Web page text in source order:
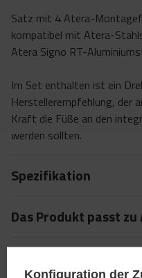
Satz mit 4 Atera-
kompatibel mit Atera-
Atera Signo RT-
Im Set enthalten ist ein
Herstellerempfehlung, der
Kraft die Füße an den
werden sollten.
Spezifikation
Das Produkt passt
Konfiguration der